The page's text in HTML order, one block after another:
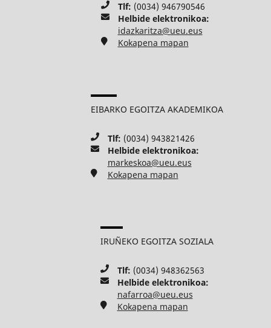
Tlf: (0034) 946790546
Helbide elektronikoa:
idazkaritza@ueu.eus
Kokapena mapan
EIBARKO EGOITZA AKADEMIKOA
Tlf: (0034) 943821426
Helbide elektronikoa:
markeskoa@ueu.eus
Kokapena mapan
IRUÑEKO EGOITZA SOZIALA
Tlf: (0034) 948362563
Helbide elektronikoa:
nafarroa@ueu.eus
Kokapena mapan